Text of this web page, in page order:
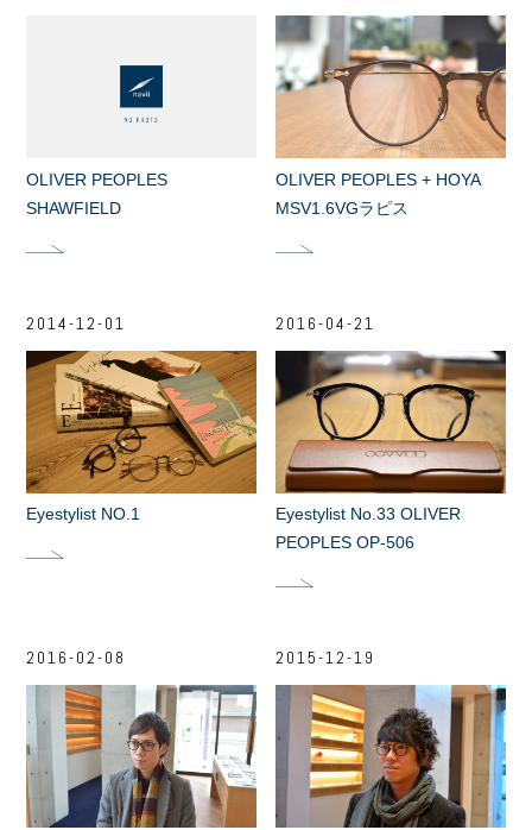
OLIVER PEOPLES
SHAWFIELD
OLIVER PEOPLES + HOYA
MSV1.6VGラピス
2014-12-01
Eyestylist NO.1
2016-04-21
Eyestylist No.33 OLIVER
PEOPLES OP-506
2016-02-08 2015-12-19